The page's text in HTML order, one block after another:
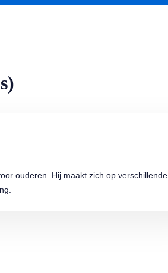
ouderen. Hij maakt zich op verschillende